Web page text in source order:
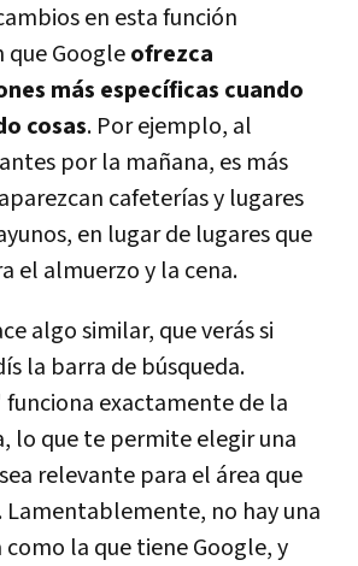
en esta función
Googleofrezca
más específicas cuando
cosas. Por ejemplo, al
por la mañana, es más
cafeterías y lugares
en lugar de lugares que
el almuerzo y la cena.
algo similar, que verás si
la barra de búsqueda.
funciona exactamente de la
lo que te permite elegir una
relevante para el área que
Lamentablemente, no hay una
la que tiene Google, y